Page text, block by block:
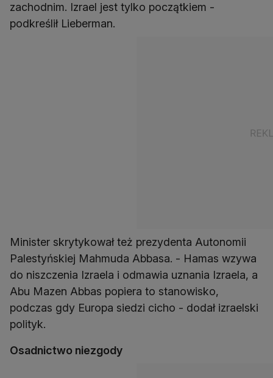
zachodnim. Izrael jest tylko początkiem -
podkreślił Lieberman.
Minister skrytykował też prezydenta Autonomii
Palestyńskiej Mahmuda Abbasa. - Hamas wzywa
do niszczenia Izraela i odmawia uznania Izraela, a
Abu Mazen Abbas popiera to stanowisko,
podczas gdy Europa siedzi cicho - dodał izraelski
polityk.
Osadnictwo niezgody